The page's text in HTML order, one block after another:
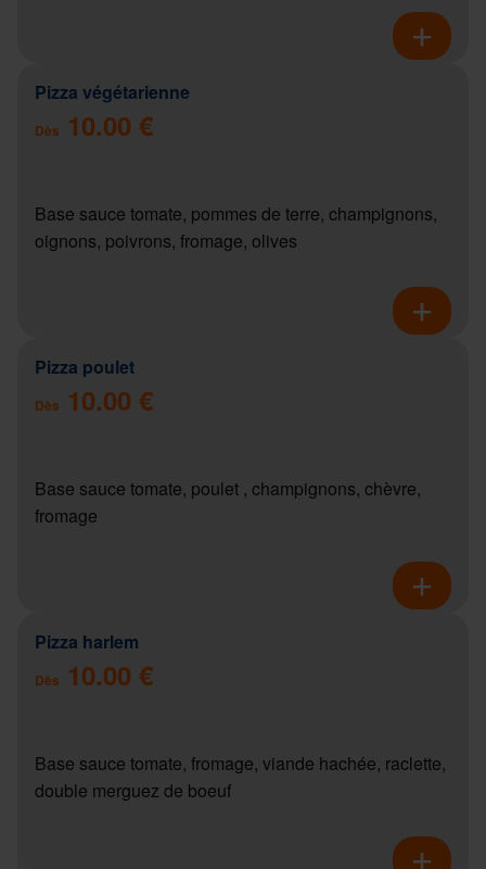
Pizza végétarienne
Dès 10.00 €
Base sauce tomate, pommes de terre, champignons,
oignons, poivrons, fromage, olives
Pizza poulet
Dès 10.00 €
Base sauce tomate, poulet , champignons, chèvre,
fromage
Pizza harlem
Dès 10.00 €
Base sauce tomate, fromage, viande hachée, raclette,
double merguez de boeuf